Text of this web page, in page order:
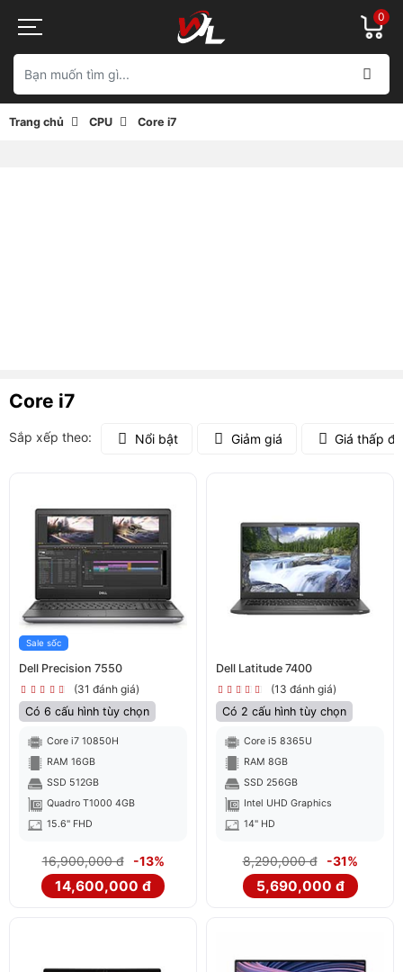
0
Trang chủ CPU Core i7
Core i7
Sắp xếp theo: Nổi bật Giảm giá Giá thấp
Sale sốc
Dell Precision 7550
(31 đánh giá)
Có 6 cấu hình tùy chọn
Core i7 10850H
RAM 16GB
SSD 512GB
Quadro T1000 4GB
15.6" FHD
16,900,000 đ -13%
14,600,000 đ
Dell Latitude 7400
(13 đánh giá)
Có 2 cấu hình tùy chọn
Core i5 8365U
RAM 8GB
SSD 256GB
Intel UHD Graphics
14" HD
8,290,000 đ -31%
5,690,000 đ